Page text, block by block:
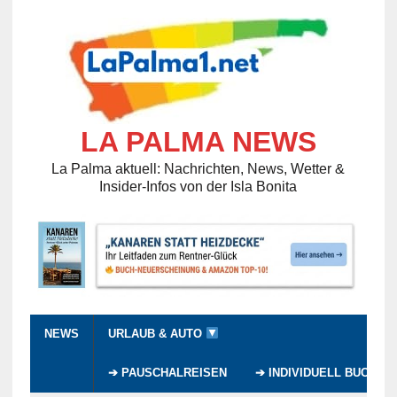
LA PALMA NEWS
La Palma aktuell: Nachrichten, News, Wetter &
Insider-Infos von der Isla Bonita
NEWS URLAUB & AUTO
➔ PAUSCHALREISEN ➔ INDIVIDUELL BUCHEN